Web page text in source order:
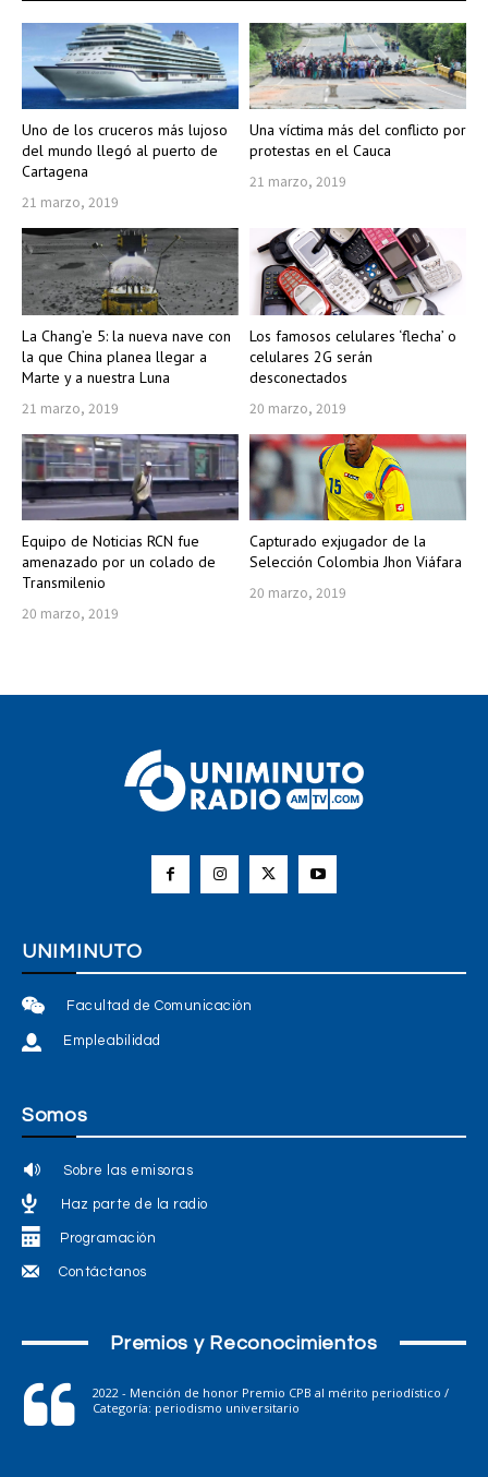
Uno de los cruceros más lujoso
del mundo llegó al puerto de
Cartagena
21 marzo, 2019
Una víctima más del conflicto por
protestas en el Cauca
21 marzo, 2019
La Chang’e 5: la nueva nave con
la que China planea llegar a
Marte y a nuestra Luna
21 marzo, 2019
Los famosos celulares ‘flecha’ o
celulares 2G serán
desconectados
20 marzo, 2019
Equipo de Noticias RCN fue
amenazado por un colado de
Transmilenio
20 marzo, 2019
Capturado exjugador de la
Selección Colombia Jhon Viáfara
20 marzo, 2019
UNIMINUTO
Facultad de Comunicación
Empleabilidad
Somos
Sobre las emisoras
Haz parte de la radio
Programación
Contáctanos
Premios y Reconocimientos
2022 - Mención de honor Premio CPB al mérito periodístico /
Categoría: periodismo universitario